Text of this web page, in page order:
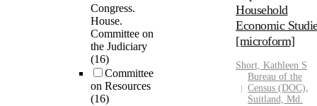
Congress.
House.
Committee on
the Judiciary
(16)
Committee
on Resources
(16)
Household
Economic
[microform]
Short, Kathleen S
Bureau of the
Census (DOC),
Suitland, Md.